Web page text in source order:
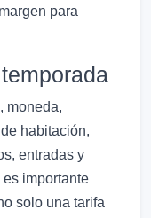
para
moneda,
habitación,
entradas y
importante
solo una tarifa